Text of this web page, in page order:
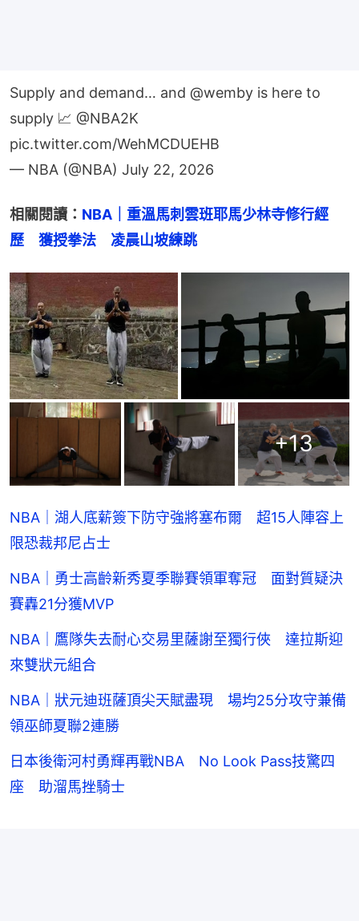
Supply and demand… and @wemby is here to
supply 📈 @NBA2K
pic.twitter.com/WehMCDUEHB
— NBA (@NBA) July 22, 2026
相關閱讀： NBA｜重溫馬刺雲班耶馬少林寺修行經
歷　獲授拳法　凌晨山坡練跳
+13
NBA｜湖人底薪簽下防守強將塞布爾 超15人陣容上
限恐裁邦尼占士
NBA｜勇士高齡新秀夏季聯賽領軍奪冠 面對質疑決
賽轟21分獲MVP
NBA｜鷹隊失去耐心交易里薩謝至獨行俠 達拉斯迎
來雙狀元組合
NBA｜狀元迪班薩頂尖天賦盡現 場均25分攻守兼備
領巫師夏聯2連勝
日本後衛河村勇輝再戰NBA No Look Pass技驚四
座 助溜馬挫騎士